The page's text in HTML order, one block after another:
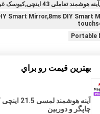
اینچی,کیوسک غرفه آینه پرتابل
DIY Smart Mirror,8ms DIY
Portable
بهترين قيمت رو براي
چاپگر و دوربین